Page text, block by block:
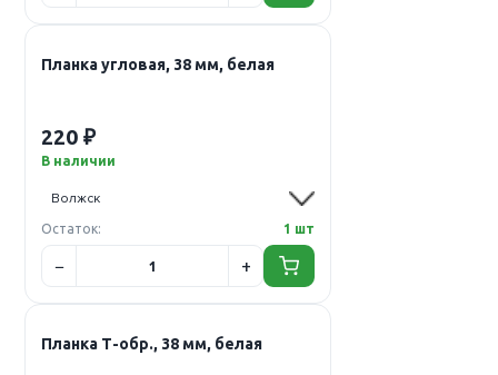
Планка угловая, 38 мм, белая
220 ₽
В наличии
Остаток: 1 шт
Планка Т-обр., 38 мм, белая